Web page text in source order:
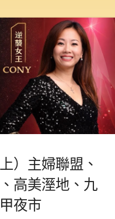
）主婦聯盟、
高美溼地、九
夜市